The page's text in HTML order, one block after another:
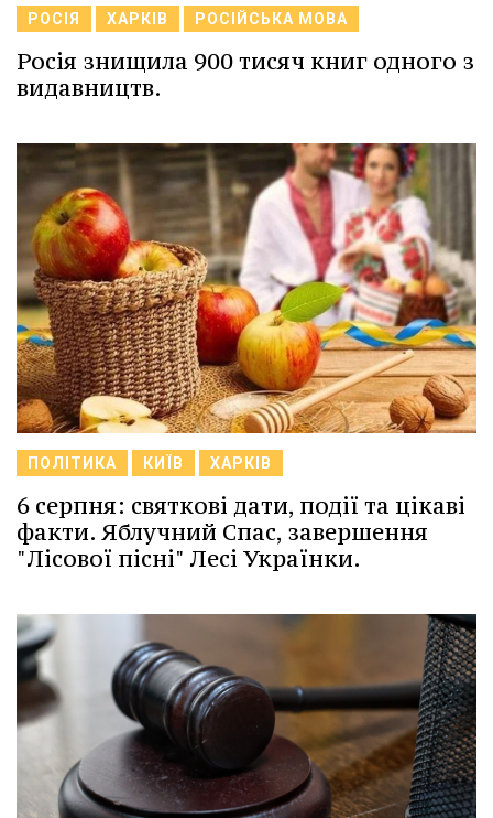
РОСІЯ ХАРКІВ РОСІЙСЬКА МОВА
Росія знищила 900 тисяч книг одного з
видавництв.
ПОЛІТИКА КИЇВ ХАРКІВ
6 серпня: святкові дати, події та цікаві
факти. Яблучний Спас, завершення
"Лісової пісні" Лесі Українки.